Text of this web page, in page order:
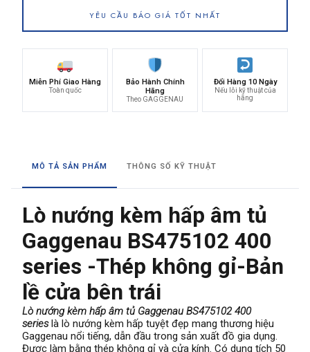
YÊU CẦU BÁO GIÁ TỐT NHẤT
Miễn Phí Giao Hàng
Toàn quốc
Bảo Hành Chính
Hãng
Theo GAGGENAU
Đổi Hàng 10 Ngày
Nếu lỗi kỹ thuật của
hãng
MÔ TẢ SẢN PHẨM THÔNG SỐ KỸ THUẬT
Lò nướng kèm hấp âm tủ
Gaggenau BS475102 400
series -Thép không gỉ-Bản
lề cửa bên trái
Lò nướng kèm hấp âm tủ Gaggenau BS475102 400
serieslà lò nướng kèm hấp tuyệt đẹp mang thương hiệu
Gaggenau nổi tiếng, dẫn đầu trong sản xuất đồ gia dụng.
Được làm bằng thép không gỉ và cửa kính. Có dung tích 50